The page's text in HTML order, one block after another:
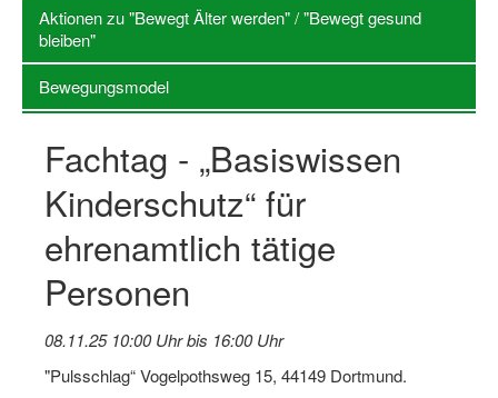
Erste-Hilfe-Ausbildung
Anmeldeformular / Anmeldebedingungen
Bezuschussung Qualifizierung für Dortmunder
Projekte
Open Sports Day
Dortmund lernt Schwimmen
Mädchen in Mannschaftssportarten
Bewegungszwerge
Bewegungskindergarten
Aktionen zu "Bewegt Älter werden" / "Bewegt gesund
bleiben"
Bewegungsmodel
Fachtag - „Basiswissen
Kinderschutz“ für
ehrenamtlich tätige
Personen
08.11.25 10:00 Uhr bis 16:00 Uhr
"Pulsschlag“ Vogelpothsweg 15, 44149 Dortmund.